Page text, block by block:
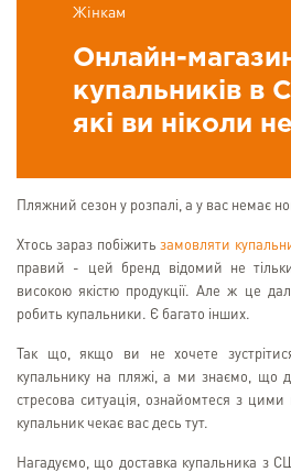
Жінкам
Онлайн-
купальників в
які ви ніколи
Пляжний сезон у розпалі, а у вас немає
Хтось зараз побіжитьзамовляти
правий - цей бренд відомий не
високою якістю продукції. Але ж це
робить купальники. Є багато інших.
Так що, якщо ви не хочете
купальнику на пляжі, а ми знаємо, що
стресова ситуація, ознайомтеся з
купальник чекає вас десь тут.
Нагадуємо, що доставка купальника з